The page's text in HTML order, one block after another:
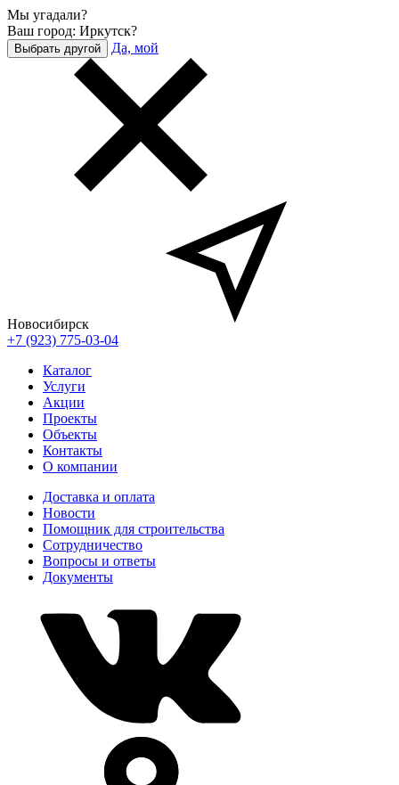
Мы угадали?
Ваш город: Иркутск?
Выбрать другой Да, мой
Новосибирск
+7 (923) 775-03-04
Каталог
Услуги
Акции
Проекты
Объекты
Контакты
О компании
Доставка и оплата
Новости
Помощник для строительства
Сотрудничество
Вопросы и ответы
Документы